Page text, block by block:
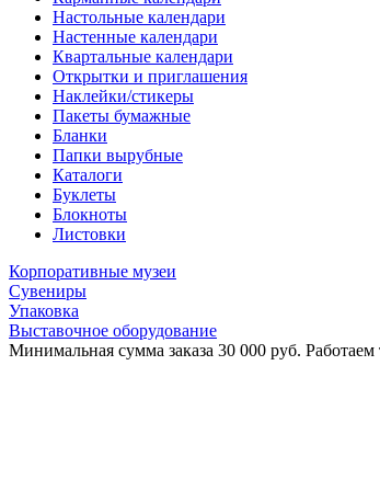
Настольные календари
Настенные календари
Квартальные календари
Открытки и приглашения
Наклейки/стикеры
Пакеты бумажные
Бланки
Папки вырубные
Каталоги
Буклеты
Блокноты
Листовки
Корпоративные музеи
Сувениры
Упаковка
Выставочное оборудование
Минимальная сумма заказа 30 000 руб.